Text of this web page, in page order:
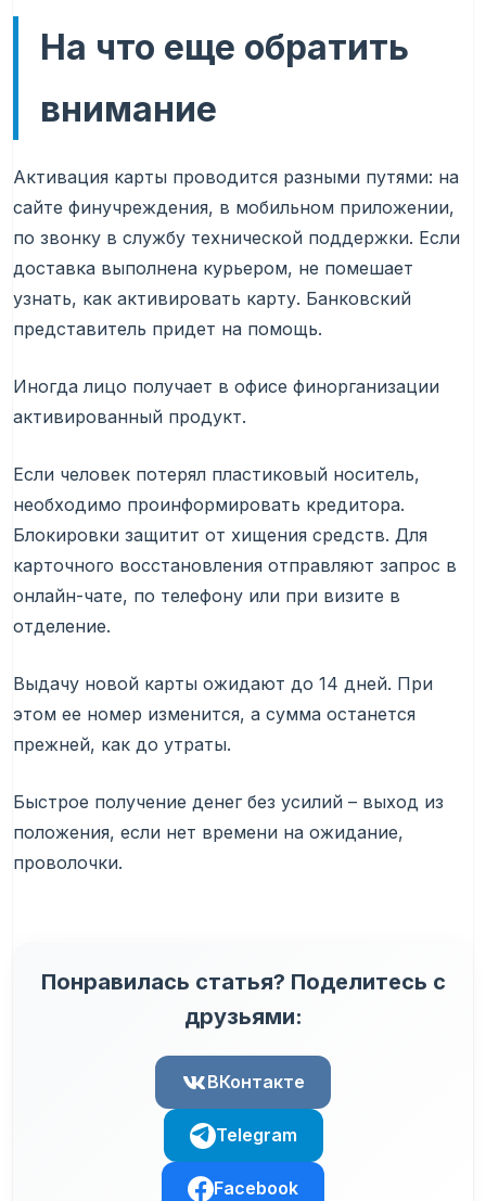
На что еще обратить
внимание
Активация карты проводится разными путями: на
сайте финучреждения, в мобильном приложении,
по звонку в службу технической поддержки. Если
доставка выполнена курьером, не помешает
узнать, как активировать карту. Банковский
представитель придет на помощь.
Иногда лицо получает в офисе финорганизации
активированный продукт.
Если человек потерял пластиковый носитель,
необходимо проинформировать кредитора.
Блокировки защитит от хищения средств. Для
карточного восстановления отправляют запрос в
онлайн-чате, по телефону или при визите в
отделение.
Выдачу новой карты ожидают до 14 дней. При
этом ее номер изменится, а сумма останется
прежней, как до утраты.
Быстрое получение денег без усилий – выход из
положения, если нет времени на ожидание,
проволочки.
Понравилась статья? Поделитесь с
друзьями:
ВКонтакте
Telegram
Facebook